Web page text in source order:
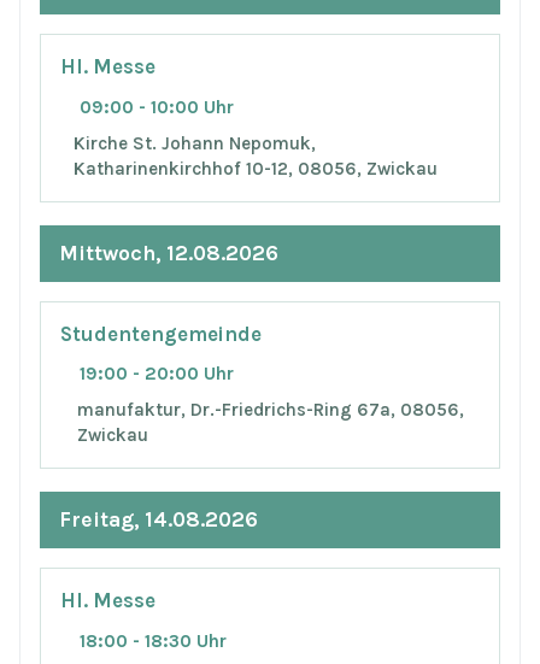
Hl. Messe
09:00 - 10:00 Uhr
Kirche St. Johann Nepomuk,
Katharinenkirchhof 10-12, 08056, Zwickau
Mittwoch, 12.08.2026
Studentengemeinde
19:00 - 20:00 Uhr
manufaktur, Dr.-Friedrichs-Ring 67a, 08056,
Zwickau
Freitag, 14.08.2026
Hl. Messe
18:00 - 18:30 Uhr